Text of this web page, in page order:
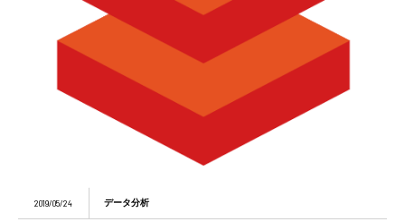
2019/05/24 データ分析